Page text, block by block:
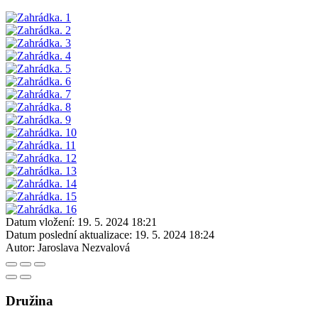
Datum vložení: 19. 5. 2024 18:21
Datum poslední aktualizace: 19. 5. 2024 18:24
Autor: Jaroslava Nezvalová
Družina